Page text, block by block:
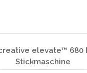
elevate™ 680
Stickmaschine